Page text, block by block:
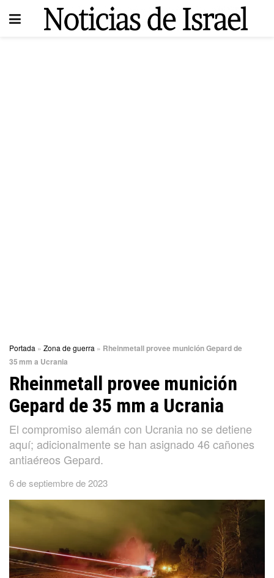
Portada » Zona de guerra » Rheinmetall provee munición Gepard de
35 mm a Ucrania
Rheinmetall provee munición
Gepard de 35 mm a Ucrania
El compromiso alemán con Ucrania no se detiene
aquí; adicionalmente se han asignado 46 cañones
antiaéreos Gepard.
6 de septiembre de 2023